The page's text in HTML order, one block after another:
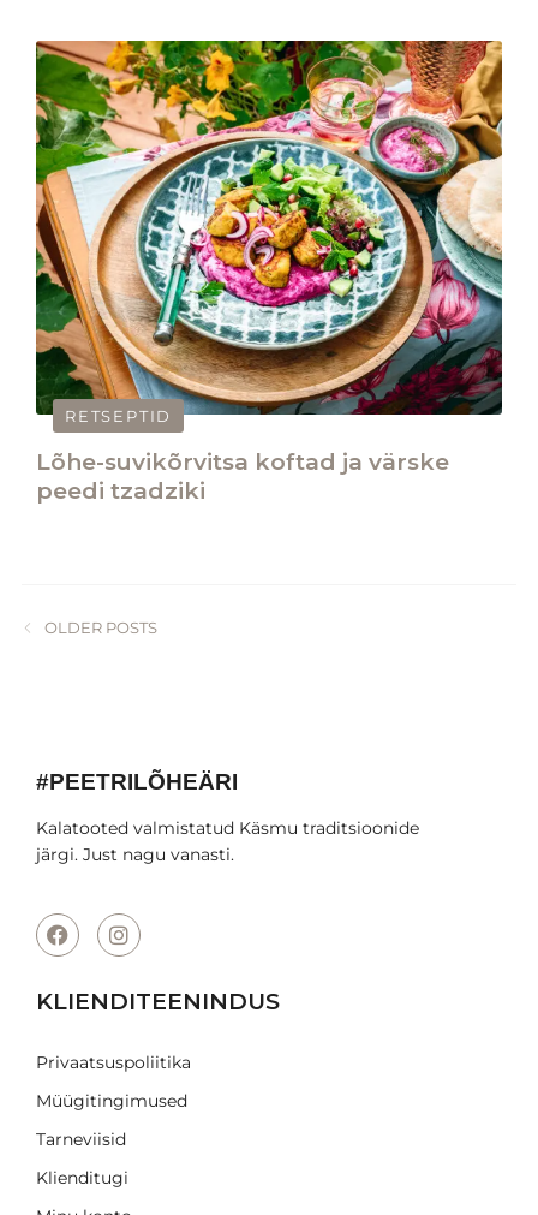
RETSEPTID
Lõhe-suvikõrvitsa koftad ja värske
peedi tzadziki
OLDER POSTS
#PEETRILÕHEÄRI
Kalatooted valmistatud Käsmu traditsioonide
järgi. Just nagu vanasti.
KLIENDITEENINDUS
Privaatsuspoliitika
Müügitingimused
Tarneviisid
Klienditugi